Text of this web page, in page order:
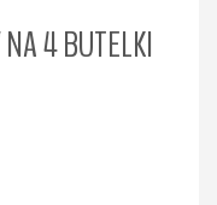
4 BUTELKI